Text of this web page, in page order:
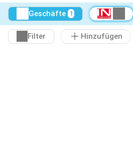
Geschäfte 1
Filter Hinzufügen